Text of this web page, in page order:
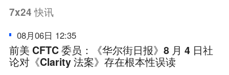
7x24快讯
08月06日 12:35
前美 CFTC 委员：《华尔街日报》8 月 4 日社
论对《Clarity 法案》存在根本性误读